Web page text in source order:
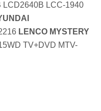
LCD2640B LCС-1940
LENCO MYSTERY
TV+DVD MTV-